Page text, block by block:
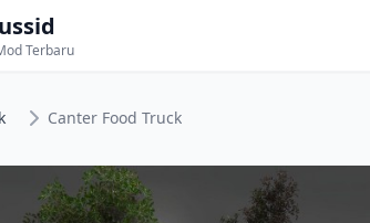
Terbaru
Canter Food Truck